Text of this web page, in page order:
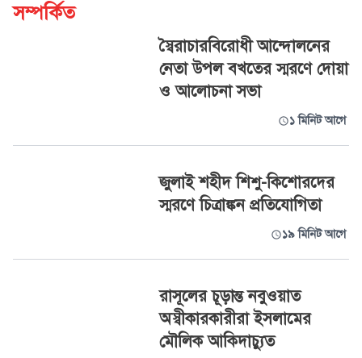
সম্পর্কিত
স্বৈরাচারবিরোধী আন্দোলনের
নেতা উপল বখতের স্মরণে দোয়া
ও আলোচনা সভা
১ মিনিট আগে
জুলাই শহীদ শিশু-কিশোরদের
স্মরণে চিত্রাঙ্কন প্রতিযোগিতা
১৯ মিনিট আগে
রাসূলের চূড়ান্ত নবুওয়াত
অস্বীকারকারীরা ইসলামের
মৌলিক আকিদাচ্যুত